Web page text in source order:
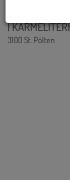
2-ZIMMER
|
3100 St. Pölten